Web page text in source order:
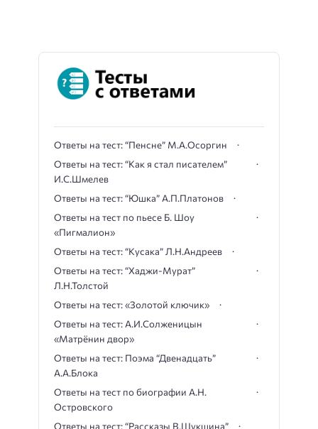
Ответы на тест: “Пенсне” М.А.Осоргин
Ответы на тест: “Как я стал писателем”
И.С.Шмелев
Ответы на тест: “Юшка” А.П.Платонов
Ответы на тест по пьесе Б. Шоу
«Пигмалион»
Ответы на тест: “Кусака” Л.Н.Андреев
Ответы на тест: “Хаджи-Мурат”
Л.Н.Толстой
Ответы на тест: «Золотой ключик»
Ответы на тест: А.И.Солженицын
«Матрёнин двор»
Ответы на тест: Поэма “Двенадцать”
А.А.Блока
Ответы на тест по биографии А.Н.
Островского
Ответы на тест: “Рассказы В.Шукшина”